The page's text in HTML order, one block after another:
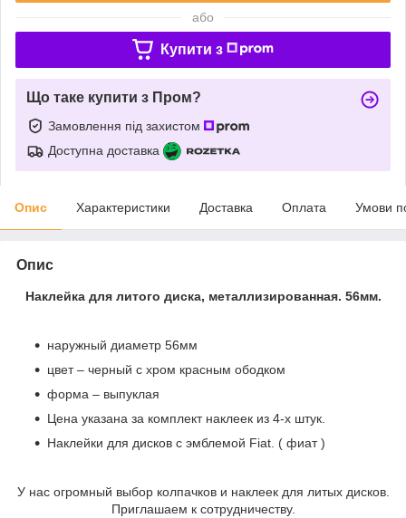
або
Купити з
Що таке купити з Пром?
Замовлення під захистом
Доступна доставка
Опис Характеристики Доставка Оплата Умови
Опис
Наклейка для литого диска, металлизированная. 56мм.
наружный диаметр 56мм
цвет – черный с хром красным ободком
форма – выпуклая
Цена указана за комплект наклеек из 4-х штук.
Наклейки для дисков с эмблемой Fiat. ( фиат )
У нас огромный выбор колпачков и наклеек для литых дисков.
Приглашаем к сотрудничеству.